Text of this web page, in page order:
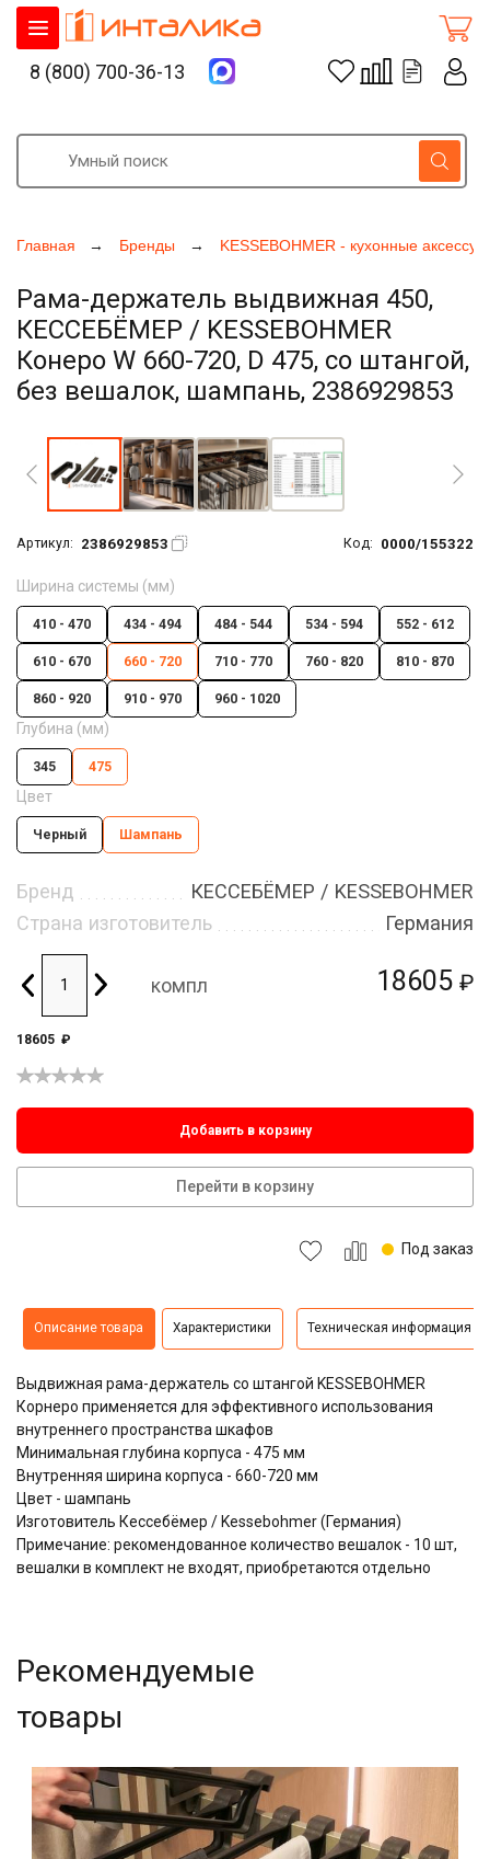
Главная Бренды KESSEBOHMER - кухонные
Рама-держатель выдвижная 450,
КЕССЕБЁМЕР / KESSEBOHMER
Конеро W 660-720, D 475, со штангой,
без вешалок, шампань, 2386929853
Артикул: 2386929853 Код: 0000/155322
18605 ₽
Ширина системы (мм)
410 - 470 434 - 494 484 - 544 534 - 594 552 - 612
610 - 670 660 - 720 710 - 770 760 - 820 810 - 870
860 - 920 910 - 970 960 - 1020
Глубина (мм)
345 475
Цвет
Черный Шампань
Бренд
КЕССЕБЁМЕР / KESSEBOHMER
Страна изготовитель
Германия
компл
18605 ₽
Добавить в корзину
Перейти в корзину
Под заказ
Описание товара Характеристики Техническая информация
Выдвижная рама-держатель со штангой KESSEBOHMER
Корнеро применяется для эффективного использования
внутреннего пространства шкафов
Минимальная глубина корпуса - 475 мм
Внутренняя ширина корпуса - 660-720 мм
Цвет - шампань
Изготовитель Кессебёмер / Kessebohmer (Германия)
Примечание: рекомендованное количество вешалок - 10 шт,
вешалки в комплект не входят, приобретаются отдельно
Рекомендуемые
товары
8 (800) 700-36-13